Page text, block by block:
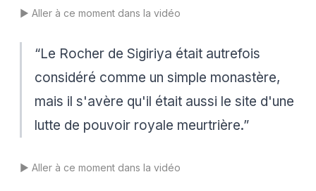
▶️ Aller à ce moment dans la vidéo
“Le Rocher de Sigiriya était autrefois
considéré comme un simple monastère,
mais il s'avère qu'il était aussi le site d'une
lutte de pouvoir royale meurtrière.”
▶️ Aller à ce moment dans la vidéo